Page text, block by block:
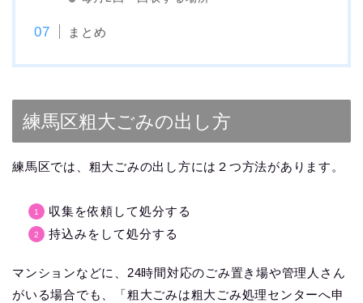
まとめ
練馬区粗大ごみの出し方
練馬区では、粗大ごみの出し方には２つ方法があります。
収集を依頼して処分する
持込みをして処分する
マンションなどに、24時間対応のごみ置き場や管理人さん
がいる場合でも、「粗大ごみは粗大ごみ処理センターへ申